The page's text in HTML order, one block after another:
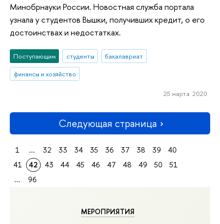
МЕРОПРИЯТИЯ
Минобрнауки России. Новостная служба портала
узнала у студентов Вышки, получивших кредит, о его
достоинствах и недостатках.
Поступающим студенты
бакалавриат
финансы и хозяйство
25 марта 2020
Следующая страница
1 ... 32 33 34 35 36 37 38 39
40
41
42 43 44 45 46 47 48 49 50
51
...
96